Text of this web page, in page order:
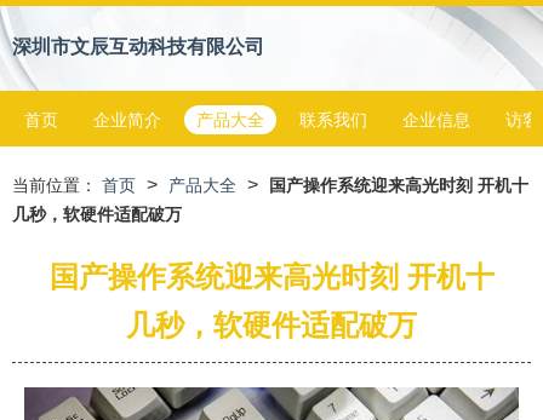
深圳市文辰互动科技有限公司
首页 企业简介 产品大全 联系我们 企业信息 访客
当前位置： 首页 > 产品大全 >
国产操作系统迎来高光时刻 开机十
几秒，软硬件适配破万
国产操作系统迎来高光时刻 开机十
几秒，软硬件适配破万